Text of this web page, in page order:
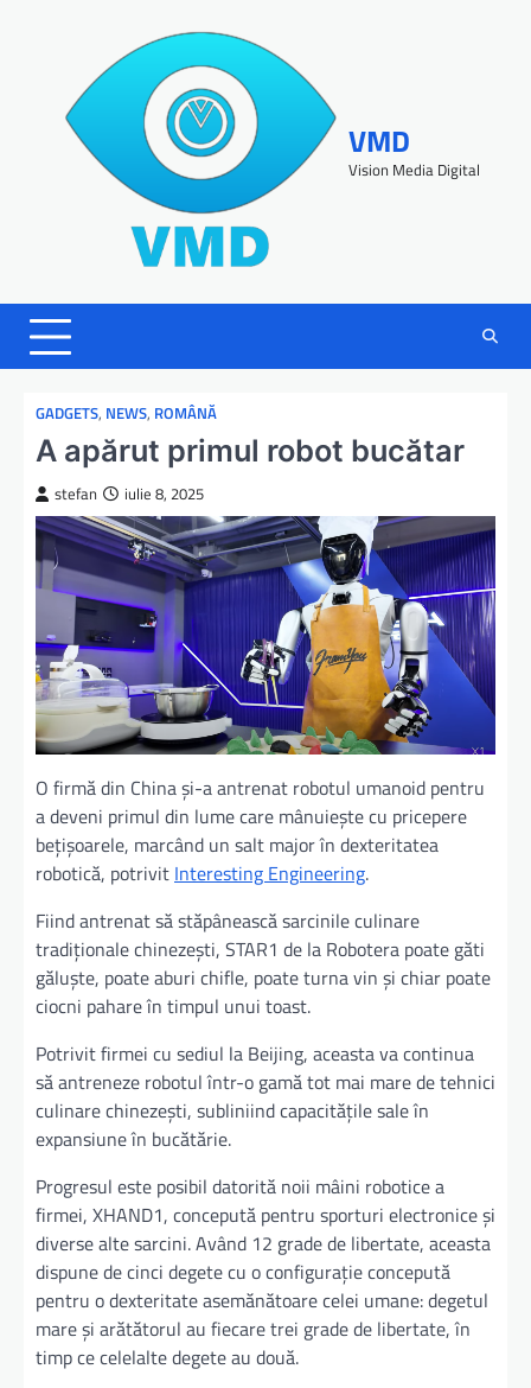
VMD
Vision Media Digital
GADGETS, NEWS, ROMÂNĂ
A apărut primul robot bucătar
stefan iulie 8, 2025
O firmă din China și-a antrenat robotul umanoid pentru
a deveni primul din lume care mânuiește cu pricepere
bețișoarele, marcând un salt major în dexteritatea
robotică, potrivit Interesting Engineering.
Fiind antrenat să stăpânească sarcinile culinare
tradiționale chinezești, STAR1 de la Robotera poate găti
găluște, poate aburi chifle, poate turna vin și chiar poate
ciocni pahare în timpul unui toast.
Potrivit firmei cu sediul la Beijing, aceasta va continua
să antreneze robotul într-o gamă tot mai mare de tehnici
culinare chinezești, subliniind capacitățile sale în
expansiune în bucătărie.
Progresul este posibil datorită noii mâini robotice a
firmei, XHAND1, concepută pentru sporturi electronice și
diverse alte sarcini. Având 12 grade de libertate, aceasta
dispune de cinci degete cu o configurație concepută
pentru o dexteritate asemănătoare celei umane: degetul
mare și arătătorul au fiecare trei grade de libertate, în
timp ce celelalte degete au două.